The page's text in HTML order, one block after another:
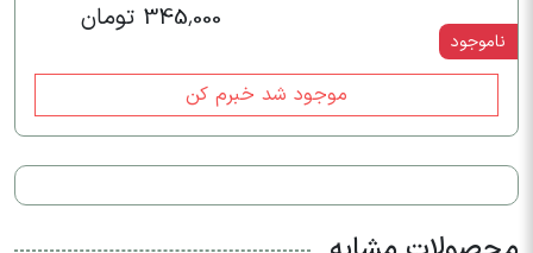
345,000 تومان
ناموجود
موجود شد خبرم کن